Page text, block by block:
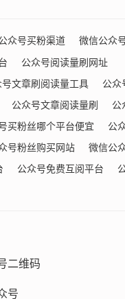
众号买粉渠道
微信公众
公众号阅读量刷网址
号文章刷阅读量工具
公众
公众号文章阅读量刷
公
买粉丝哪个平台便宜
公
号粉丝购买网站
微信公
公众号免费互阅平台
二维码
号